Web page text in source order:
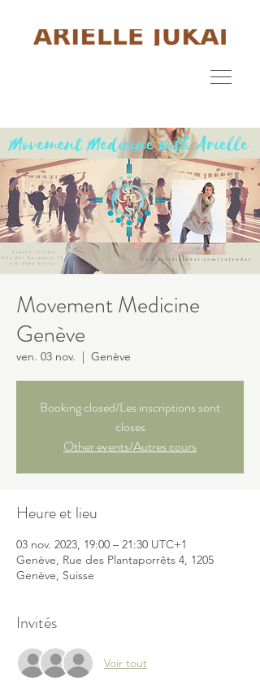
Movement Medicine
Genève
ven. 03 nov.
  |
Genève
Booking closed/Les inscriptions sont
closes
Other events/Autres cours
Heure et lieu
03 nov. 2023, 19:00 – 21:30 UTC+1
Genève, Rue des Plantaporrêts 4, 1205
Genève, Suisse
Invités
Voir tout